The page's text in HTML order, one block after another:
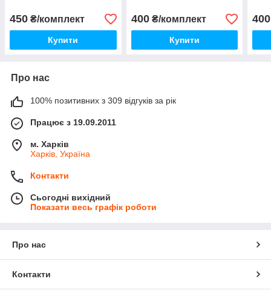
450 ₴/комплект
Купити
400₴/комплект
Купити
400
Про нас
100% позитивних з 309 відгуків за рік
Працює з 19.09.2011
м. Харків
Харків, Україна
Контакти
Сьогодні вихідний
Показати весь графік роботи
Про нас
Контакти